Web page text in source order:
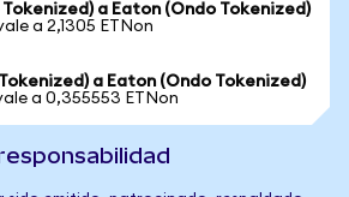
a Eaton (Ondo Tokenized)
a 2,1305 ETNon
a Eaton (Ondo Tokenized)
a 0,355553 ETNon